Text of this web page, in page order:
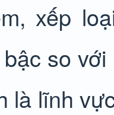
xếp
so
là lĩnh